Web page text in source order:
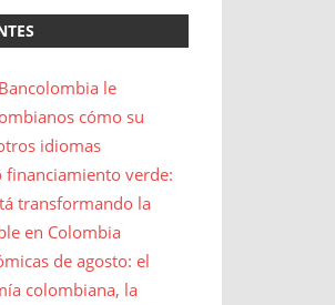
le
cómo su
idiomas
financiamiento verde:
transformando la
en Colombia
de agosto: el
colombiana, la